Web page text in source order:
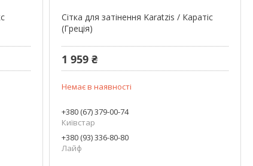
Сітка для затінення Karatzis / Каратіс
(Греція)
1 959 ₴
Немає в наявності
+380 (67) 379-00-74
Київстар
+380 (93) 336-80-80
Лайф